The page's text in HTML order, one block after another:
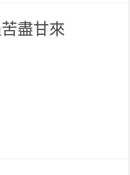
盡甘來